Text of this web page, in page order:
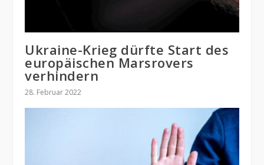
Ukraine-Krieg dürfte Start des
europäischen Marsrovers
verhindern
28. Februar 2022